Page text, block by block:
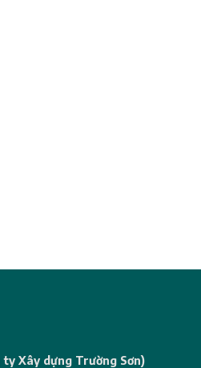
Xây dựng Trường Sơn)